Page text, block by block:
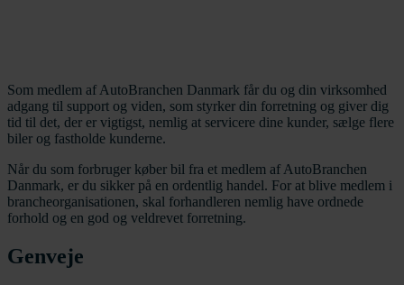
Som medlem af AutoBranchen Danmark får du og din virksomhed
adgang til support og viden, som styrker din forretning og giver dig
tid til det, der er vigtigst, nemlig at servicere dine kunder, sælge flere
biler og fastholde kunderne.
Når du som forbruger køber bil fra et medlem af AutoBranchen
Danmark, er du sikker på en ordentlig handel. For at blive medlem i
brancheorganisationen, skal forhandleren nemlig have ordnede
forhold og en god og veldrevet forretning.
Genveje